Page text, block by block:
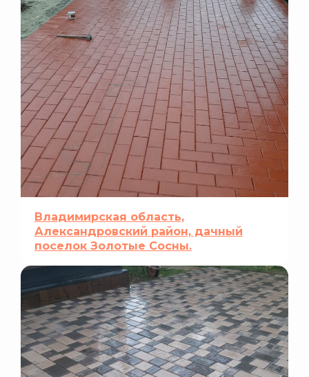
Владимирская область,
Александровский район, дачный
поселок Золотые Сосны.